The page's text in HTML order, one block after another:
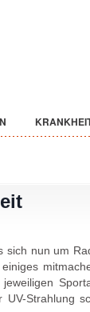
sich nun um
Strahlung